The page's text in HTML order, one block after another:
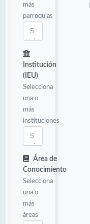
más
parroquias
Institución
(IEU)
Selecciona
una o
más
instituciones
Área de
Conocimiento
Selecciona
una o
más
áreas